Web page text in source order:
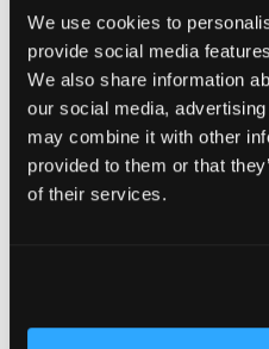
We use cookies to
provide social media
We also share information
our social media,
may combine it with other
provided to them or that
of their services.
(CT) works and how it
development life cycle.